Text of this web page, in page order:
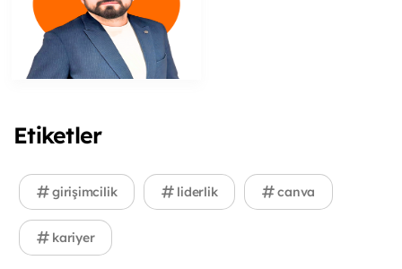
Etiketler
girişimcilik liderlik canva
kariyer